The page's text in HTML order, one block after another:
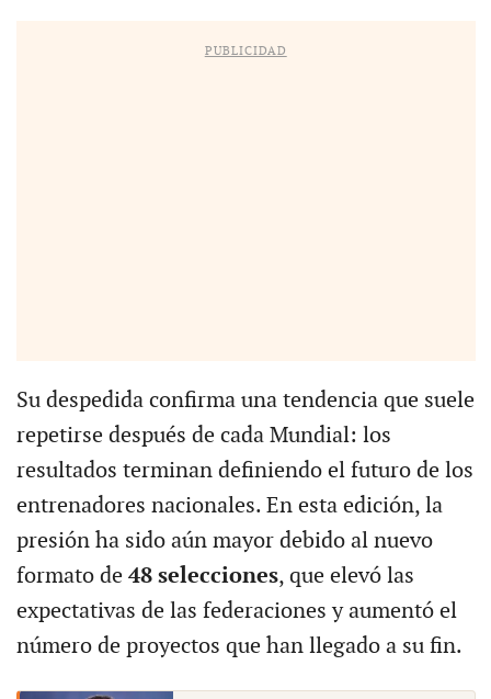
PUBLICIDAD
Su despedida confirma una tendencia que suele
repetirse después de cada Mundial: los
resultados terminan definiendo el futuro de los
entrenadores nacionales. En esta edición, la
presión ha sido aún mayor debido al nuevo
formato de 48 selecciones, que elevó las
expectativas de las federaciones y aumentó el
número de proyectos que han llegado a su fin.